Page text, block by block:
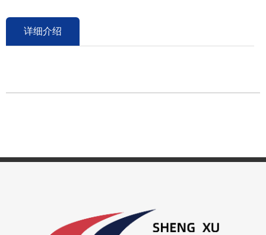
详细介绍